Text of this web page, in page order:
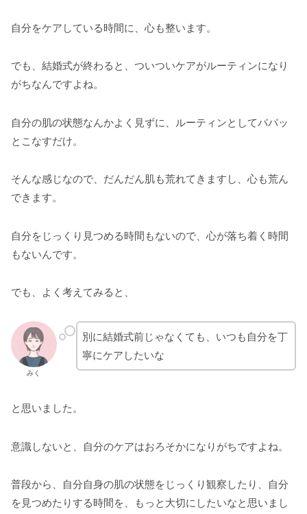
自分をケアしている時間に、心も整います。
でも、結婚式が終わると、ついついケアがルーティンになり
がちなんですよね。
自分の肌の状態なんかよく見ずに、ルーティンとしてパパッ
とこなすだけ。
そんな感じなので、だんだん肌も荒れてきますし、心も荒ん
できます。
自分をじっくり見つめる時間もないので、心が落ち着く時間
もないんです。
でも、よく考えてみると、
みく
別に結婚式前じゃなくても、いつも自分を丁
寧にケアしたいな
と思いました。
意識しないと、自分のケアはおろそかになりがちですよね。
普段から、自分自身の肌の状態をじっくり観察したり、自分
を見つめたりする時間を、もっと大切にしたいなと思いまし